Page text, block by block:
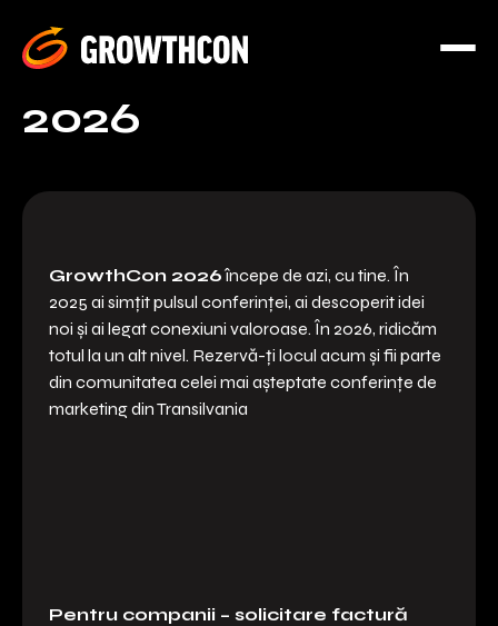
2026
GrowthCon 2026începe de azi, cu tine. În
2025 ai simțit pulsul conferinței, ai descoperit idei
noi și ai legat conexiuni valoroase. În 2026, ridicăm
totul la un alt nivel. Rezervă-ți locul acum și fii parte
din comunitatea celei mai așteptate conferințe de
marketing din Transilvania
Pentru companii – solicitare factură